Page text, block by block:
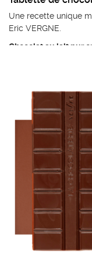
Une recette unique
Eric VERGNE.
Chocolat au lait pur
Note aromatique :
Ingrédients :Fèves
cacao et émulsifiant
poids mini : 95g
Prix au kilo : 78,95 €